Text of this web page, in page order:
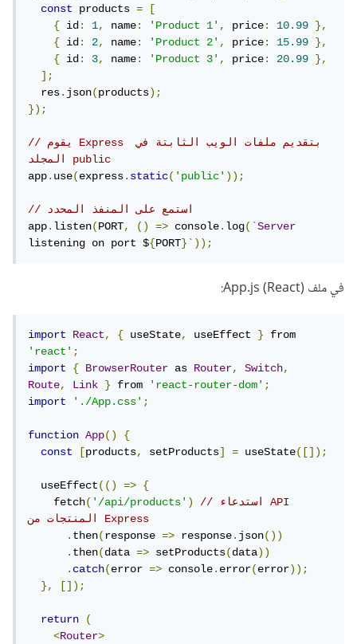
const
products =
[
{ id: 1, name: 'Product 1', price: 10.99
},
{ id: 2, name: 'Product 2', price: 15.99
},
{ id: 3, name: 'Product 3', price: 20.99
},
];
  res
.json(products);
});
// يقوم Express بتقديم ملفات الويب الثابتة في
المجلد public
app.use(express.static('public'));
// استمع على المنفذ المحدد
app.listen(PORT, () => console.log(`Server
listening on port ${PORT}`));
في ملف App.js (React):
import React, { useState, useEffect }
'react';
import
{ BrowserRouter as Router, Switch,
Route, Link } from 'react-router-dom';
import
'./App.css';
function App()
{
const
[products, setProducts] = useState([]);
  useEffect
(() =>
{
    fetch
('/api/products')
// استدعاء API
المنتجات من Express
.then(response => response.json())
.then(data => setProducts(data))
.catch(error => console.error(error));
},
[]);
return
(
<Router>